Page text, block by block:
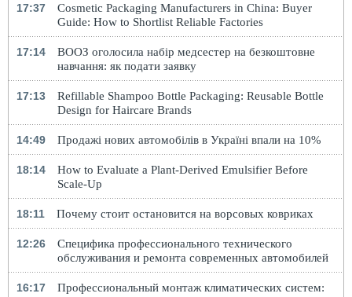
17:37
Cosmetic Packaging Manufacturers in China: Buyer
Guide: How to Shortlist Reliable Factories
17:14
ВООЗ оголосила набір медсестер на безкоштовне
навчання: як подати заявку
17:13
Refillable Shampoo Bottle Packaging: Reusable Bottle
Design for Haircare Brands
14:49 Продажі нових автомобілів в Україні впали на 10%
18:14
How to Evaluate a Plant-Derived Emulsifier Before
Scale-Up
18:11 Почему стоит остановится на ворсовых ковриках
12:26
Специфика профессионального технического
обслуживания и ремонта современных автомобилей
16:17
Профессиональный монтаж климатических систем: